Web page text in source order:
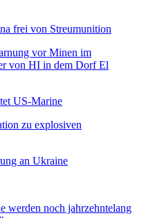
frei von Streumunition
US-Marine
an Ukraine
werden noch jahrzehntelang